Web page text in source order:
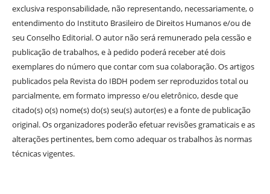
exclusiva responsabilidade, não representando, necessariamente, o
entendimento do Instituto Brasileiro de Direitos Humanos e/ou de
seu Conselho Editorial. O autor não será remunerado pela cessão e
publicação de trabalhos, e à pedido poderá receber até dois
exemplares do número que contar com sua colaboração. Os artigos
publicados pela Revista do IBDH podem ser reproduzidos total ou
parcialmente, em formato impresso e/ou eletrônico, desde que
citado(s) o(s) nome(s) do(s) seu(s) autor(es) e a fonte de publicação
original. Os organizadores poderão efetuar revisões gramaticais e as
alterações pertinentes, bem como adequar os trabalhos às normas
técnicas vigentes.